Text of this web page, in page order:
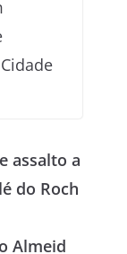
assalto a
do Roch
Almeid